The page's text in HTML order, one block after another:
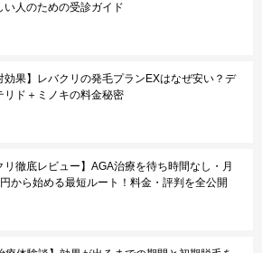
い人のための受診ガイド
効果】レバクリの発毛プランEXはなぜ安い？デ
リド＋ミノキの料金秘密
リ徹底レビュー】AGA治療を待ち時間なし・月
から始める最短ルート！料金・評判を全公開